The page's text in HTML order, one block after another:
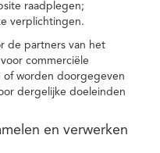
raadplegen;
verplichtingen.
de partners van het
commerciële
of worden doorgegeven
dergelijke doeleinden
en verwerken